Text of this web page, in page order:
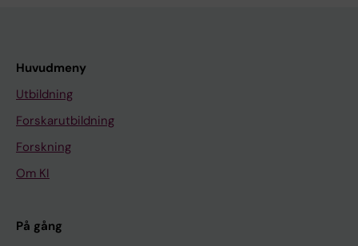
Huvudmeny
Utbildning
Forskarutbildning
Forskning
Om KI
På gång